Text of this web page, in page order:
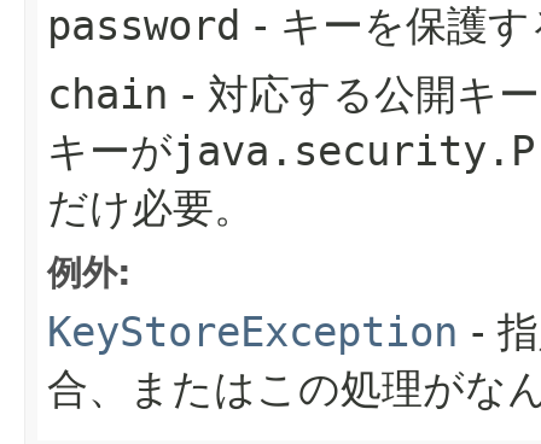
password - キーを保護
chain - 対応する公開キ
キーが
だけ必要。
例外:
KeyStoreException -
合、またはこの処理がな